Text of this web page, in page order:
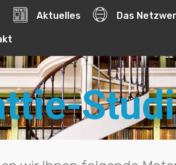
Aktuelles Das
Schulentwicklung | Webdesign und